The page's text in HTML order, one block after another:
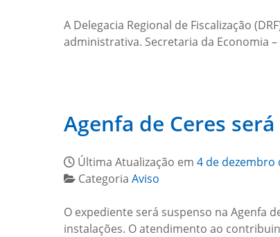
A Delegacia Regional de Fiscalização
administrativa. Secretaria da Economia
Agenfa de Ceres
Última Atualização em 4 de dezembro
Categoria Aviso
O expediente será suspenso na Agenfa
instalações. O atendimento ao